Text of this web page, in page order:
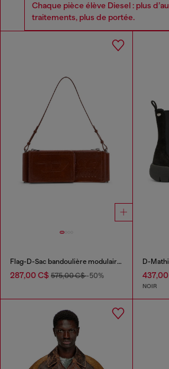
Chaque pièce élève Diesel : plus
traitements, plus de portée.
Flag-D-Sac bandoulière modulaire avec logo embossé
287,00 C$ 575,00 C$-50%
NOIR